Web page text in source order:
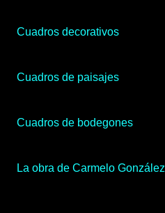
Cuadros decorativos
Cuadros de paisajes
Cuadros de bodegones
La obra de Carmelo González